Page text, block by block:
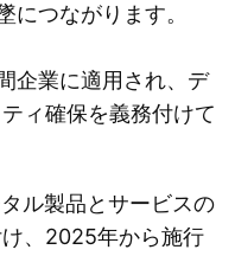
につながります。
企業に適用され、デ
ィ確保を義務付けて
ル製品とサービスの
、2025年から施行